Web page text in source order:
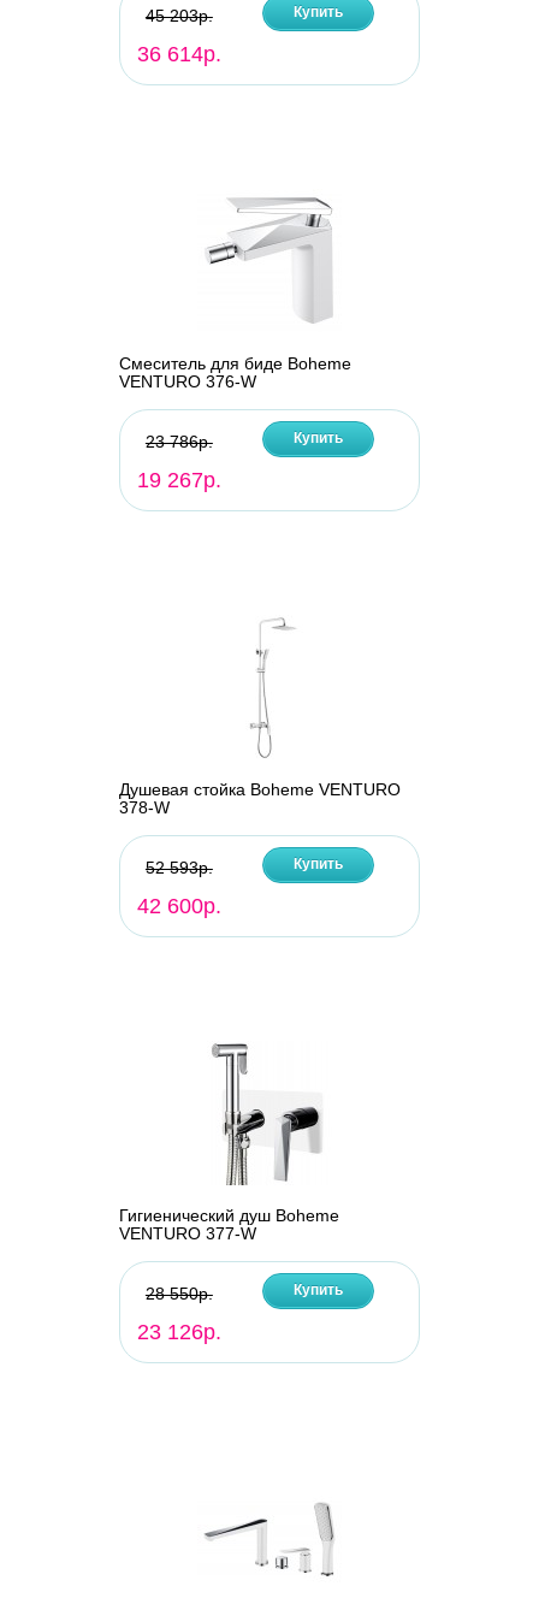
45 203р.
36 614р.
Купить
Смеситель для биде Boheme
VENTURO 376-W
23 786р.
19 267р.
Купить
Душевая стойка Boheme VENTURO
378-W
52 593р.
42 600р.
Купить
Гигиенический душ Boheme
VENTURO 377-W
28 550р.
23 126р.
Купить